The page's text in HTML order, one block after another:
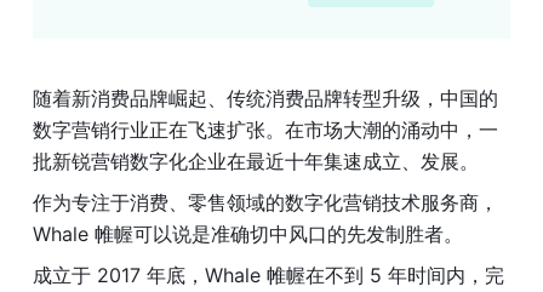
随着新消费品牌崛起、传统消费品牌转型升级，中国的
数字营销行业正在飞速扩张。在市场大潮的涌动中，一
批新锐营销数字化企业在最近十年集速成立、发展。
作为专注于消费、零售领域的数字化营销技术服务商，
Whale 帷幄可以说是准确切中风口的先发制胜者。
成立于 2017 年底，Whale 帷幄在不到 5 年时间内，完